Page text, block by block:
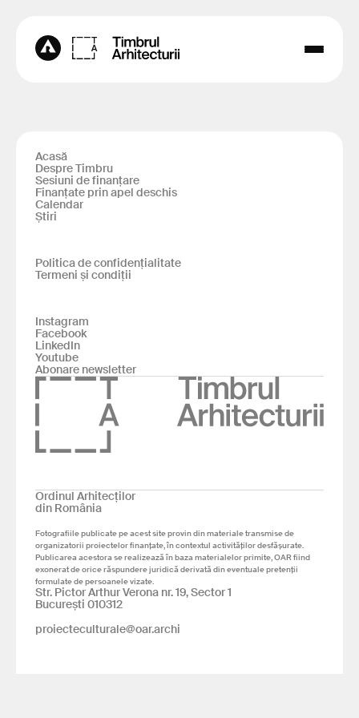
Acasă
Despre Timbru
Sesiuni de finanțare
Finanțate prin apel deschis
Calendar
Știri
Politica de confidențialitate
Termeni și condiții
Instagram
Facebook
LinkedIn
Youtube
Abonare newsletter
Ordinul Arhitecților
din România
Fotografiile publicate pe acest site provin din materiale transmise de
organizatorii proiectelor finanțate, în contextul activităților desfășurate.
Publicarea acestora se realizează în baza materialelor primite, OAR fiind
exonerat de orice răspundere juridică derivată din eventuale pretenții
formulate de persoanele vizate.
Str. Pictor Arthur Verona nr. 19, Sector 1
București 010312
proiecteculturale@oar.archi